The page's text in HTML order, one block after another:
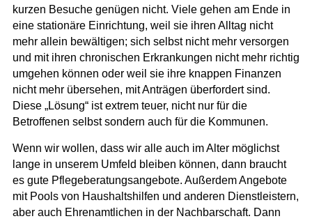
kurzen Besuche genügen nicht. Viele gehen am Ende in
eine stationäre Einrichtung, weil sie ihren Alltag nicht
mehr allein bewältigen; sich selbst nicht mehr versorgen
und mit ihren chronischen Erkrankungen nicht mehr richtig
umgehen können oder weil sie ihre knappen Finanzen
nicht mehr übersehen, mit Anträgen überfordert sind.
Diese „Lösung“ ist extrem teuer, nicht nur für die
Betroffenen selbst sondern auch für die Kommunen.
Wenn wir wollen, dass wir alle auch im Alter möglichst
lange in unserem Umfeld bleiben können, dann braucht
es gute Pflegeberatungsangebote. Außerdem Angebote
mit Pools von Haushaltshilfen und anderen Dienstleistern,
aber auch Ehrenamtlichen in der Nachbarschaft. Dann